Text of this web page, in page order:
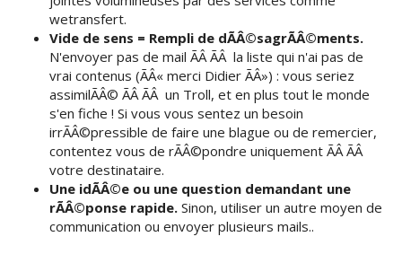
wetransfert.
Vide de sens = Rempli de dÃÂ©sagrÃÂ©ments.
N'envoyer pas de mail ÃÂ ÃÂ la liste qui n'ai pas de
vrai contenus (ÃÂ« merci Didier ÃÂ») : vous seriez
assimilÃÂ© ÃÂ ÃÂ un Troll, et en plus tout le monde
s'en fiche ! Si vous vous sentez un besoin
irrÃÂ©pressible de faire une blague ou de remercier,
contentez vous de rÃÂ©pondre uniquement ÃÂ ÃÂ
votre destinataire.
Une idÃÂ©e ou une question demandant une
rÃÂ©ponse rapide. Sinon, utiliser un autre moyen de
communication ou envoyer plusieurs mails..